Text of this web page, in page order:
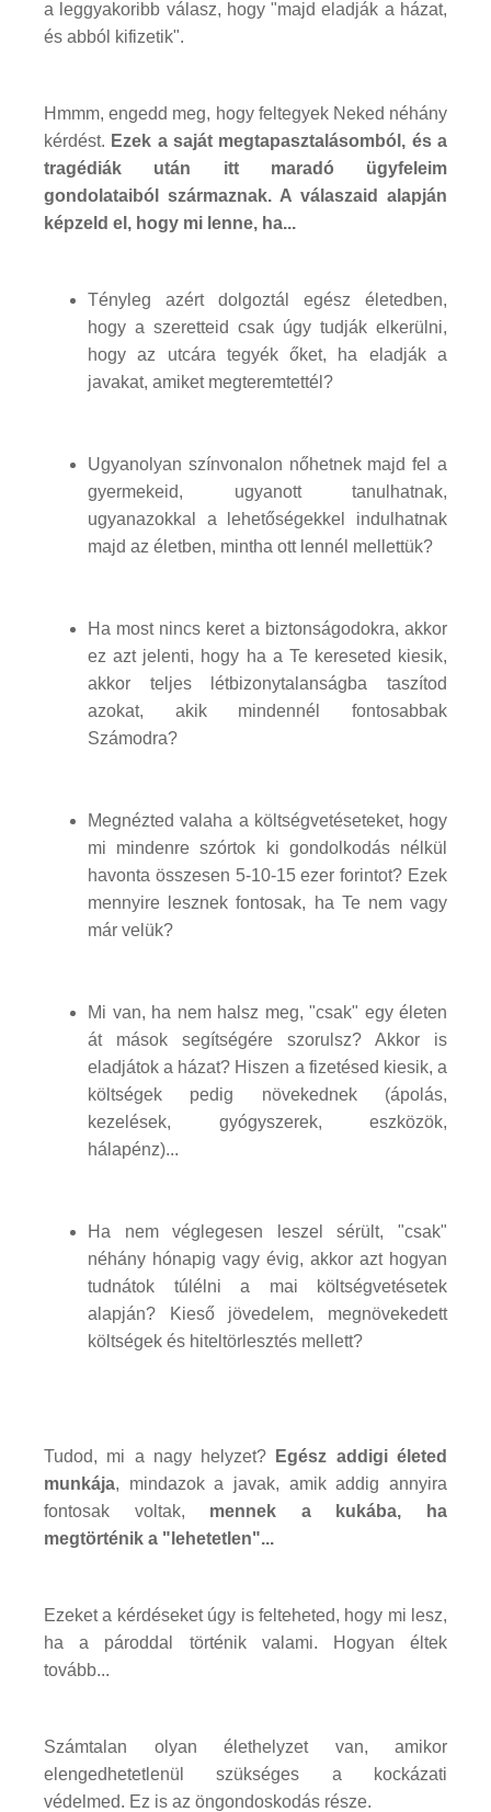
a leggyakoribb válasz, hogy "majd eladják a házat,
és abból kifizetik".
Hmmm, engedd meg, hogy feltegyek Neked néhány
kérdést. Ezek a saját megtapasztalásomból, és a
tragédiák után itt maradó ügyfeleim
gondolataiból származnak. A válaszaid alapján
képzeld el, hogy mi lenne, ha...
Tényleg azért dolgoztál egész életedben,
hogy a szeretteid csak úgy tudják elkerülni,
hogy az utcára tegyék őket, ha eladják a
javakat, amiket megteremtettél?
Ugyanolyan színvonalon nőhetnek majd fel a
gyermekeid, ugyanott tanulhatnak,
ugyanazokkal a lehetőségekkel indulhatnak
majd az életben, mintha ott lennél mellettük?
Ha most nincs keret a biztonságodokra, akkor
ez azt jelenti, hogy ha a Te kereseted kiesik,
akkor teljes létbizonytalanságba taszítod
azokat, akik mindennél fontosabbak
Számodra?
Megnézted valaha a költségvetéseteket, hogy
mi mindenre szórtok ki gondolkodás nélkül
havonta összesen 5-10-15 ezer forintot? Ezek
mennyire lesznek fontosak, ha Te nem vagy
már velük?
Mi van, ha nem halsz meg, "csak" egy életen
át mások segítségére szorulsz? Akkor is
eladjátok a házat? Hiszen a fizetésed kiesik, a
költségek pedig növekednek (ápolás,
kezelések, gyógyszerek, eszközök,
hálapénz)...
Ha nem véglegesen leszel sérült, "csak"
néhány hónapig vagy évig, akkor azt hogyan
tudnátok túlélni a mai költségvetésetek
alapján? Kieső jövedelem, megnövekedett
költségek és hiteltörlesztés mellett?
Tudod, mi a nagy helyzet?
Egész addigi életed
munkája, mindazok a javak, amik addig annyira
fontosak voltak, mennek a kukába, ha
megtörténik a "lehetetlen"...
Ezeket a kérdéseket úgy is felteheted, hogy mi lesz,
ha a pároddal történik valami. Hogyan éltek
tovább...
Számtalan olyan élethelyzet van, amikor
elengedhetetlenül szükséges a kockázati
védelmed. Ez is az öngondoskodás része.